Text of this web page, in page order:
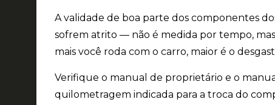
A validade de boa parte dos componentes
sofrem atrito — não é medida por tempo,
mais você roda com o carro, maior é o
Verifique o manual de proprietário e o
quilometragem indicada para a troca do